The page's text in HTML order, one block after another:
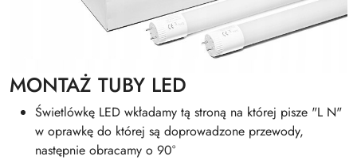
MONTAŻ TUBY LED
Świetlówkę LED wkładamy tą stroną na której pisze "L N"
w oprawkę do której są doprowadzone przewody,
następnie obracamy o 90°